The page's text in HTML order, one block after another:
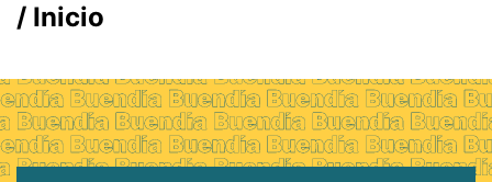
Inicio